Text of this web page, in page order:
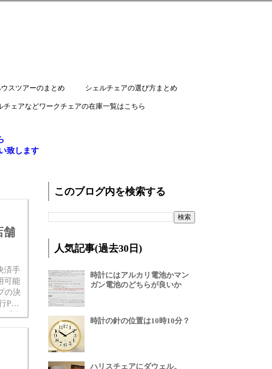
スツアーのまとめ シェルチェアの選び方まとめ
チェアなどワークチェアの在庫一覧はこちら
致します
舗
済手
可能
の決
Pay
プリ
このブログ内を検索する
人気記事(過去30日)
時計にはアルカリ電池かマン
ガン電池のどちらが良いか
時計の針の位置は10時10分？
ハリスチェアにダウェル。